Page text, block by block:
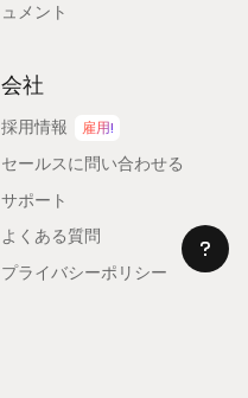
ュメント
会社
採用情報 雇用!
セールスに問い合わせる
サポート
よくある質問
プライバシーポリシー